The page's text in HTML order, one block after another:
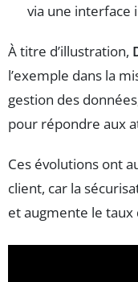
via une interface
À titre d’illustration,
l’exemple dans la
gestion des
pour répondre aux
Ces évolutions ont
client, car la
et augmente le taux